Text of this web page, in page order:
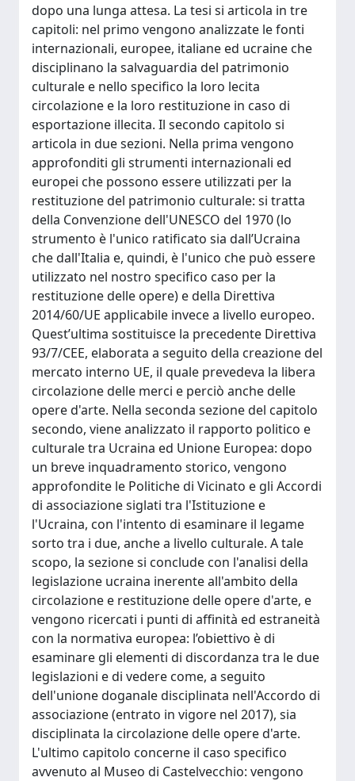
dopo una lunga attesa. La tesi si articola in tre
capitoli: nel primo vengono analizzate le fonti
internazionali, europee, italiane ed ucraine che
disciplinano la salvaguardia del patrimonio
culturale e nello specifico la loro lecita
circolazione e la loro restituzione in caso di
esportazione illecita. Il secondo capitolo si
articola in due sezioni. Nella prima vengono
approfonditi gli strumenti internazionali ed
europei che possono essere utilizzati per la
restituzione del patrimonio culturale: si tratta
della Convenzione dell'UNESCO del 1970 (lo
strumento è l'unico ratificato sia dall’Ucraina
che dall'Italia e, quindi, è l'unico che può essere
utilizzato nel nostro specifico caso per la
restituzione delle opere) e della Direttiva
2014/60/UE applicabile invece a livello europeo.
Quest’ultima sostituisce la precedente Direttiva
93/7/CEE, elaborata a seguito della creazione del
mercato interno UE, il quale prevedeva la libera
circolazione delle merci e perciò anche delle
opere d'arte. Nella seconda sezione del capitolo
secondo, viene analizzato il rapporto politico e
culturale tra Ucraina ed Unione Europea: dopo
un breve inquadramento storico, vengono
approfondite le Politiche di Vicinato e gli Accordi
di associazione siglati tra l'Istituzione e
l'Ucraina, con l'intento di esaminare il legame
sorto tra i due, anche a livello culturale. A tale
scopo, la sezione si conclude con l'analisi della
legislazione ucraina inerente all'ambito della
circolazione e restituzione delle opere d'arte, e
vengono ricercati i punti di affinità ed estraneità
con la normativa europea: l’obiettivo è di
esaminare gli elementi di discordanza tra le due
legislazioni e di vedere come, a seguito
dell'unione doganale disciplinata nell'Accordo di
associazione (entrato in vigore nel 2017), sia
disciplinata la circolazione delle opere d'arte.
L'ultimo capitolo concerne il caso specifico
avvenuto al Museo di Castelvecchio: vengono